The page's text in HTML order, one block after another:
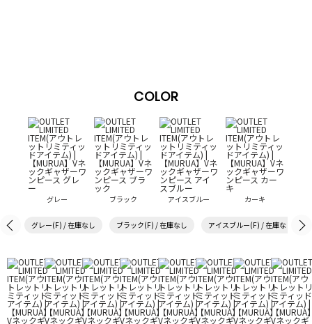
COLOR
グレー ブラック アイスブルー カーキ
グレー(F) / 在庫なし ブラック(F) / 在庫なし アイスブルー(F) / 在庫なし